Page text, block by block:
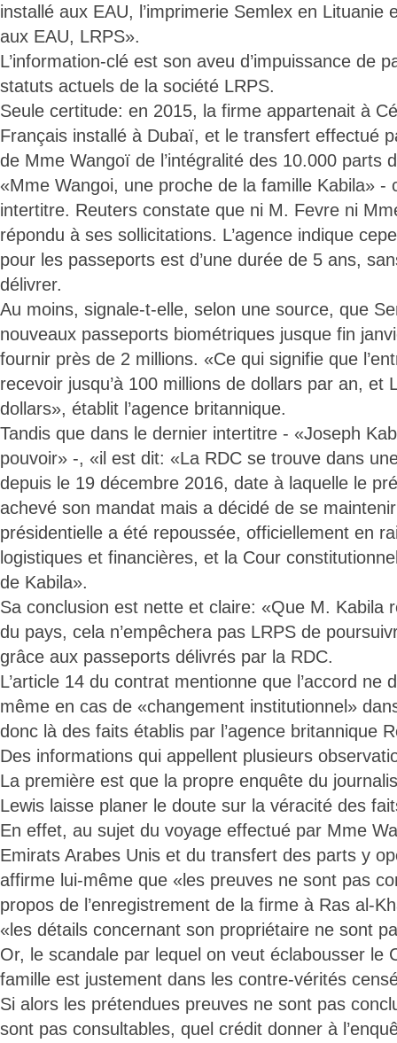
installé aux EAU, l’imprimerie Semlex en Lituanie
aux EAU, LRPS».
L’information-clé est son aveu d’impuissance de
statuts actuels de la société LRPS.
Seule certitude: en 2015, la firme appartenait à
Français installé à Dubaï, et le transfert effectué
de Mme Wangoï de l’intégralité des 10.000 parts
«Mme Wangoi, une proche de la famille Kabila» -
intertitre. Reuters constate que ni M. Fevre ni
répondu à ses sollicitations. L’agence indique
pour les passeports est d’une durée de 5 ans,
délivrer.
Au moins, signale-t-elle, selon une source, que
nouveaux passeports biométriques jusque fin
fournir près de 2 millions. «Ce qui signifie que
recevoir jusqu’à 100 millions de dollars par an, et
dollars», établit l’agence britannique.
Tandis que dans le dernier intertitre - «Joseph
pouvoir» -, «il est dit: «La RDC se trouve dans
depuis le 19 décembre 2016, date à laquelle le
achevé son mandat mais a décidé de se
présidentielle a été repoussée, officiellement en
logistiques et financières, et la Cour
de Kabila».
Sa conclusion est nette et claire: «Que M. Kabila
du pays, cela n’empêchera pas LRPS de
grâce aux passeports délivrés par la RDC.
L’article 14 du contrat mentionne que l’accord ne
même en cas de «changement institutionnel»
donc là des faits établis par l’agence britannique
Des informations qui appellent plusieurs
La première est que la propre enquête du
Lewis laisse planer le doute sur la véracité des
En effet, au sujet du voyage effectué par Mme
Emirats Arabes Unis et du transfert des parts y
affirme lui-même que «les preuves ne sont pas
propos de l’enregistrement de la firme à Ras al-
«les détails concernant son propriétaire ne sont
Or, le scandale par lequel on veut éclabousser le
famille est justement dans les contre-vérités
Si alors les prétendues preuves ne sont pas
sont pas consultables, quel crédit donner à